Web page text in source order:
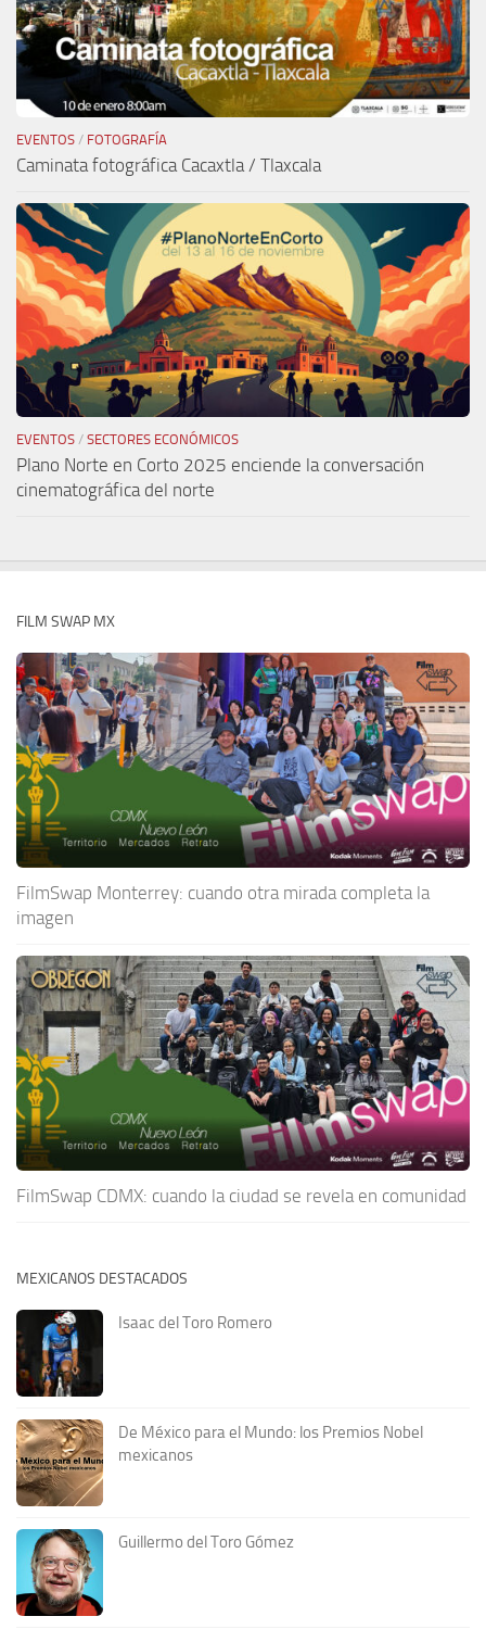
EVENTOS / FOTOGRAFÍA
Caminata fotográfica Cacaxtla / Tlaxcala
EVENTOS / SECTORES ECONÓMICOS
Plano Norte en Corto 2025 enciende la conversación
cinematográfica del norte
FILM SWAP MX
FilmSwap Monterrey: cuando otra mirada completa la
imagen
FilmSwap CDMX: cuando la ciudad se revela en comunidad
MEXICANOS DESTACADOS
Isaac del Toro Romero
De México para el Mundo: los Premios Nobel
mexicanos
Guillermo del Toro Gómez